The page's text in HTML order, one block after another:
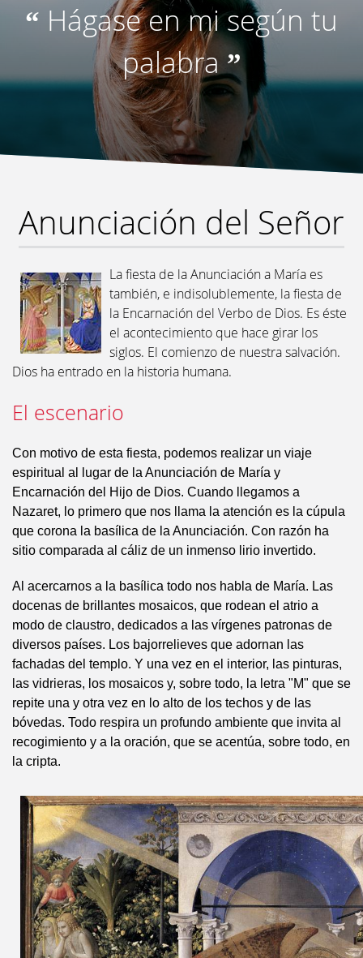
“ Hágase en mi según tu
palabra ”
Anunciación del Señor
La fiesta de la Anunciación a María es
también, e indisolublemente, la fiesta de
la Encarnación del Verbo de Dios. Es éste
el acontecimiento que hace girar los
siglos. El comienzo de nuestra salvación.
Dios ha entrado en la historia humana.
El escenario
Con motivo de esta fiesta, podemos realizar un viaje
espiritual al lugar de la Anunciación de María y
Encarnación del Hijo de Dios. Cuando llegamos a
Nazaret, lo primero que nos llama la atención es la cúpula
que corona la basílica de la Anunciación. Con razón ha
sitio comparada al cáliz de un inmenso lirio invertido.
Al acercarnos a la basílica todo nos habla de María. Las
docenas de brillantes mosaicos, que rodean el atrio a
modo de claustro, dedicados a las vírgenes patronas de
diversos países. Los bajorrelieves que adornan las
fachadas del templo. Y una vez en el interior, las pinturas,
las vidrieras, los mosaicos y, sobre todo, la letra "M" que se
repite una y otra vez en lo alto de los techos y de las
bóvedas. Todo respira un profundo ambiente que invita al
recogimiento y a la oración, que se acentúa, sobre todo, en
la cripta.